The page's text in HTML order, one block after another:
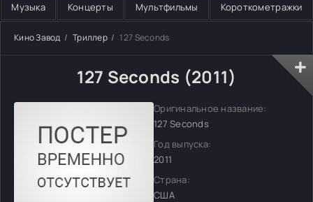
Музыка Концерты Мультфильмы Короткометражки
Кино Завод Триллер 127 Seconds
127 Seconds (2011)
Оригинальное название:
127 Seconds
Год выпуска:
2011
Страна:
США